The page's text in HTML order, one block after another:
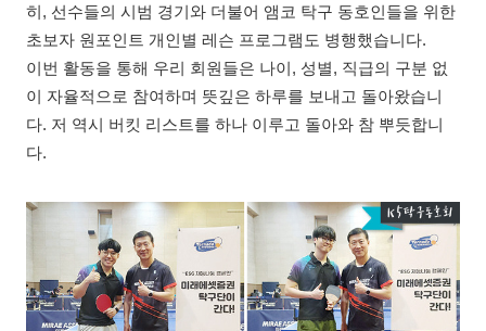
히, 선수들의 시범 경기와 더불어 앰코 탁구 동호인들을 위한
초보자 원포인트 개인별 레슨 프로그램도 병행했습니다.
이번 활동을 통해 우리 회원들은 나이, 성별, 직급의 구분 없
이 자율적으로 참여하며 뜻깊은 하루를 보내고 돌아왔습니
다. 저 역시 버킷 리스트를 하나 이루고 돌아와 참 뿌듯합니
다.